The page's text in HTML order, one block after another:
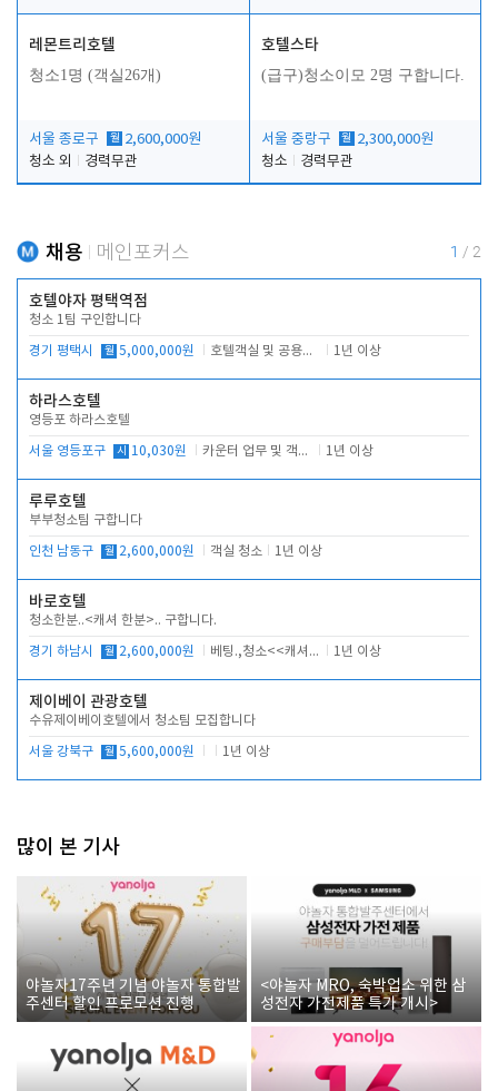
레몬트리호텔
청소1명 (객실26개)
서울 종로구 월 2,600,000원
청소 외
경력무관
호텔스타
(급구)청소이모 2명 구합니다.
서울 중랑구 월 2,300,000원
청소
경력무관
채용 메인포커스 1 / 2
호텔야자 평택역점
청소 1팀 구인합니다
경기 평택시 월 5,000,000원 호텔객실 및 공용시설 청소 관리 1년 이상
하라스호텔
영등포 하라스호텔
서울 영등포구 시 10,030원 카운터 업무 및 객실관리(청소상태 확인, 객실판매) 1년 이상
루루호텔
부부청소팀 구합니다
인천 남동구 월 2,600,000원 객실 청소 1년 이상
바로호텔
청소한분..<캐셔 한분>.. 구합니다.
경기 하남시 월 2,600,000원 베팅.,청소<<캐셔 모셔봅니다. 1년 이상
제이베이 관광호텔
수유제이베이호텔에서 청소팀 모집합니다
서울 강북구 월 5,600,000원 1년 이상
많이 본 기사
야놀자17주년 기념 야놀자 통합발
주센터 할인 프로모션 진행
<야놀자 MRO, 숙박업소 위한 삼
성전자 가전제품 특가 개시>